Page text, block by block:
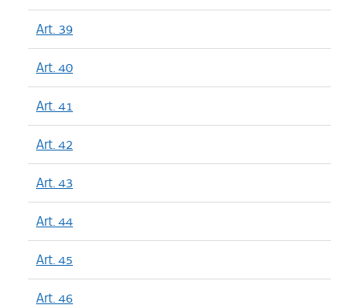
Art. 39
Art. 40
Art. 41
Art. 42
Art. 43
Art. 44
Art. 45
Art. 46